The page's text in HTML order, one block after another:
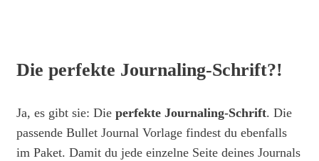
Die perfekte Journaling-Schrift?!
Ja, es gibt sie: Die perfekte Journaling-Schrift. Die
passende Bullet Journal Vorlage findest du ebenfalls
im Paket. Damit du jede einzelne Seite deines Journals